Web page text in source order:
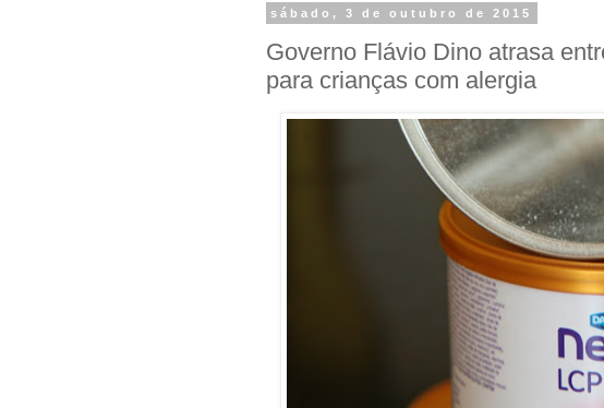
sábado, 3 de outubro de 2015
Governo Flávio Dino atrasa
para crianças com alergia